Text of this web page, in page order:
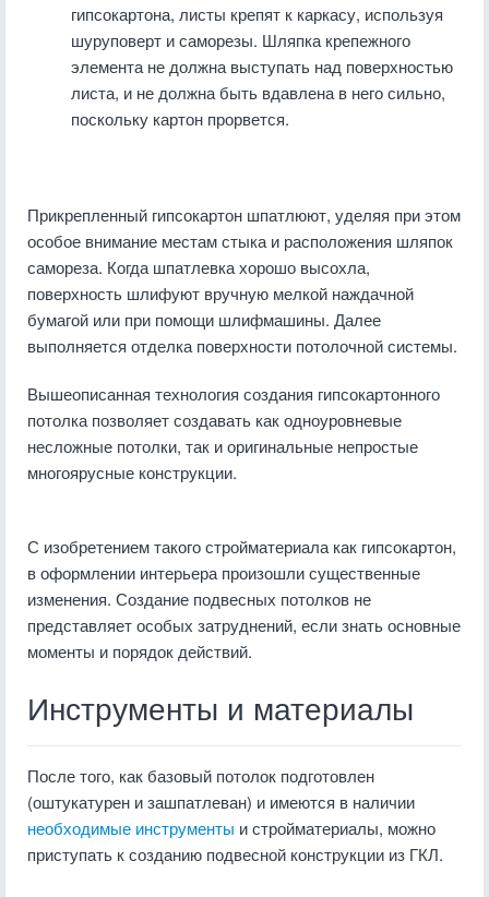
гипсокартона, листы крепят к каркасу, используя
шуруповерт и саморезы. Шляпка крепежного
элемента не должна выступать над поверхностью
листа, и не должна быть вдавлена в него сильно,
поскольку картон прорвется.
Прикрепленный гипсокартон шпатлюют, уделяя при этом
особое внимание местам стыка и расположения шляпок
самореза. Когда шпатлевка хорошо высохла,
поверхность шлифуют вручную мелкой наждачной
бумагой или при помощи шлифмашины. Далее
выполняется отделка поверхности потолочной системы.
Вышеописанная технология создания гипсокартонного
потолка позволяет создавать как одноуровневые
несложные потолки, так и оригинальные непростые
многоярусные конструкции.
С изобретением такого стройматериала как гипсокартон,
в оформлении интерьера произошли существенные
изменения. Создание подвесных потолков не
представляет особых затруднений, если знать основные
моменты и порядок действий.
Инструменты и материалы
После того, как базовый потолок подготовлен
(оштукатурен и зашпатлеван) и имеются в наличии
необходимые инструменты и стройматериалы, можно
приступать к созданию подвесной конструкции из ГКЛ.